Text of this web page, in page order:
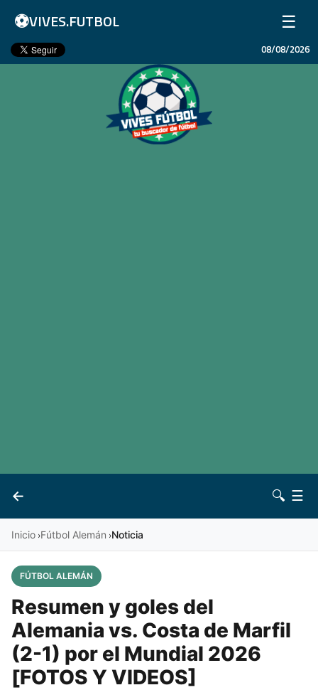
⚽VIVES.FUTBOL ☰
Inicio
08/08/2026
←
Vives 🔍 ☰
Inicio ›Fútbol Alemán ›Noticia
FÚTBOL ALEMÁN
Resumen y goles del
Alemania vs. Costa de Marfil
(2-1) por el Mundial 2026
[FOTOS Y VIDEOS]